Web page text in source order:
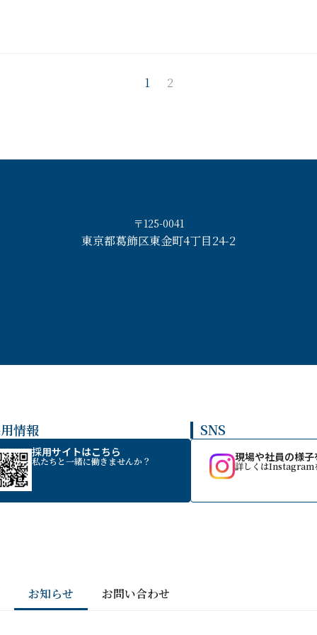
1 2
〒125-0041
東京都葛飾区東金町4丁目24-2
情報
採用サイトはこちら
私たちと一緒に働きませんか？
SNS
現場や社員の様子
詳しくはInstagram
お知らせ お問い合わせ